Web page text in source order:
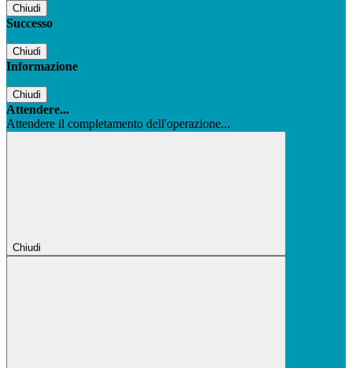
Chiudi
Successo
Chiudi
Informazione
Chiudi
Attendere...
Attendere il completamento dell'operazione...
Chiudi